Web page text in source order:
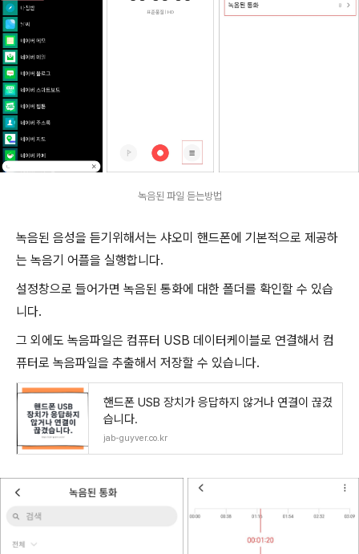
녹음된 파일 듣는방법
녹음된 음성을 듣기위해서는 샤오미 핸드폰에 기본적으로 제공하
는 녹음기 어플을 실행합니다.
설정창으로 들어가면 녹음된 통화에 대한 폴더를 확인할 수 있습
니다.
그 외에도 녹음파일은 컴퓨터 USB 데이터케이블로 연결해서 컴
퓨터로 녹음파일을 추출해서 저장할 수 있습니다.
핸드폰 USB 장치가 응답하지 않거나 연결이 끊겼
습니다.
jab-guyver.co.kr